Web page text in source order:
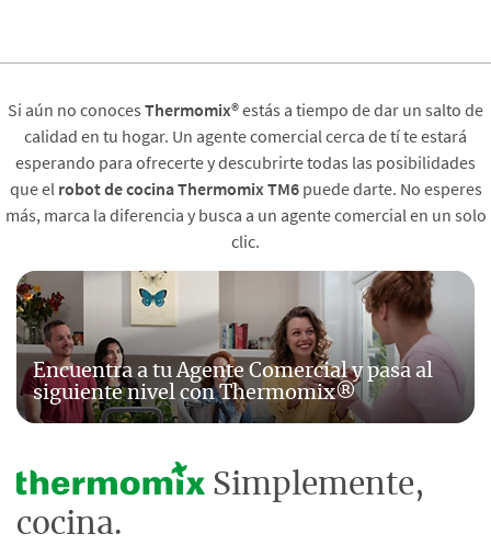
Si aún no conoces Thermomix®estás a tiempo de dar un salto de
calidad en tu hogar. Un agente comercial cerca de tí te estará
esperando para ofrecerte y descubrirte todas las posibilidades
que el robot de cocina Thermomix TM6puede darte. No esperes
más, marca la diferencia y busca a un agente comercial en un solo
clic.
Encuentra a tu Agente Comercial y pasa al
siguiente nivel con Thermomix®
Simplemente,
cocina.